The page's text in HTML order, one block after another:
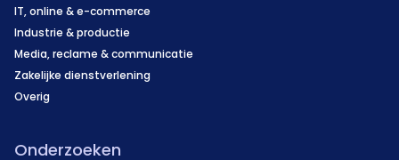
IT, online & e-commerce
Industrie & productie
Media, reclame & communicatie
Zakelijke dienstverlening
Overig
Onderzoeken